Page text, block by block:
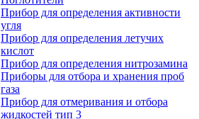
Прибор для определения активности
угля
Прибор для определения летучих
кислот
Прибор для определения нитрозамина
Приборы для отбора и хранения проб
газа
Прибор для отмеривания и отбора
жидкостей тип 3